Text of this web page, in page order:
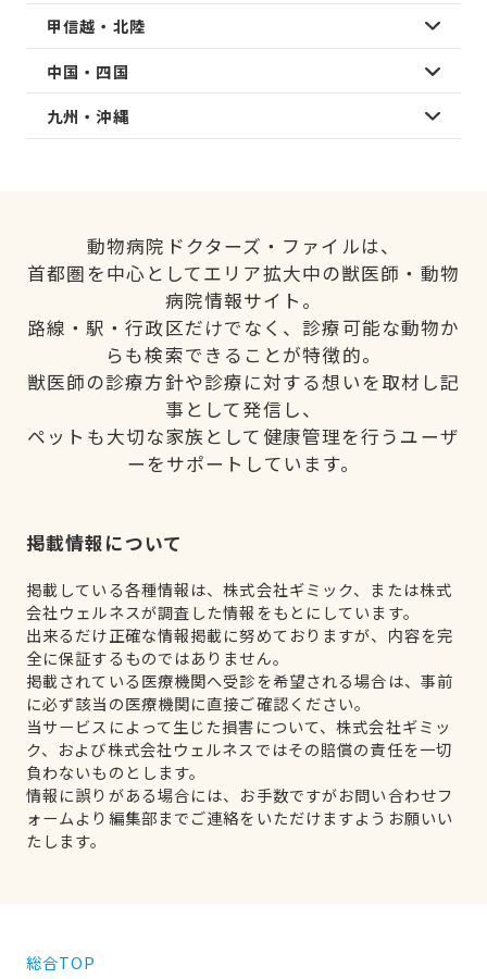
甲信越・北陸
中国・四国
九州・沖縄
動物病院ドクターズ・ファイルは、
首都圏を中心としてエリア拡大中の獣医師・動物
病院情報サイト。
路線・駅・行政区だけでなく、診療可能な動物か
らも検索できることが特徴的。
獣医師の診療方針や診療に対する想いを取材し記
事として発信し、
ペットも大切な家族として健康管理を行うユーザ
ーをサポートしています。
掲載情報について
掲載している各種情報は、株式会社ギミック、または株式
会社ウェルネスが調査した情報をもとにしています。
出来るだけ正確な情報掲載に努めておりますが、内容を完
全に保証するものではありません。
掲載されている医療機関へ受診を希望される場合は、事前
に必ず該当の医療機関に直接ご確認ください。
当サービスによって生じた損害について、株式会社ギミッ
ク、および株式会社ウェルネスではその賠償の責任を一切
負わないものとします。
情報に誤りがある場合には、お手数ですがお問い合わせフ
ォームより編集部までご連絡をいただけますようお願いい
たします。
総合TOP